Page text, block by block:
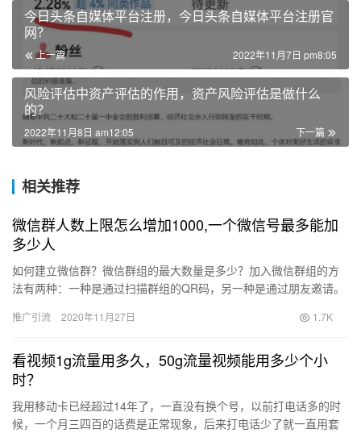
今日头条自媒体平台注册，今日头条自媒体平台注册官
网？
上一篇 2022年11月7日 pm8:05
风险评估中资产评估的作用，资产风险评估是做什么
的？
下一篇
2022年11月8日 am12:05
相关推荐
微信群人数上限怎么增加1000,一个微信号最多能加
多少人
如何建立微信群？微信群组的最大数量是多少？加入微信群组的方
法有两种：一种是通过扫描群组的QR码，另一种是通过朋友邀请。
标…
推广引流 2020年11月27日 1.7K
看视频1g流量用多久，50g流量视频能用多少个小
时？
我用移动卡已经超过14年了，一直没有换个号，以前打电话多的时
候，一个月三四百的话费是正常现象，后来打电话少了就一直用套